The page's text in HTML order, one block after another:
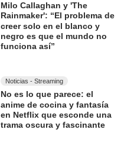
Milo Callaghan y 'The
Rainmaker': “El problema de
creer solo en el blanco y
negro es que el mundo no
funciona así”
Noticias - Streaming
No es lo que parece: el
anime de cocina y fantasía
en Netflix que esconde una
trama oscura y fascinante